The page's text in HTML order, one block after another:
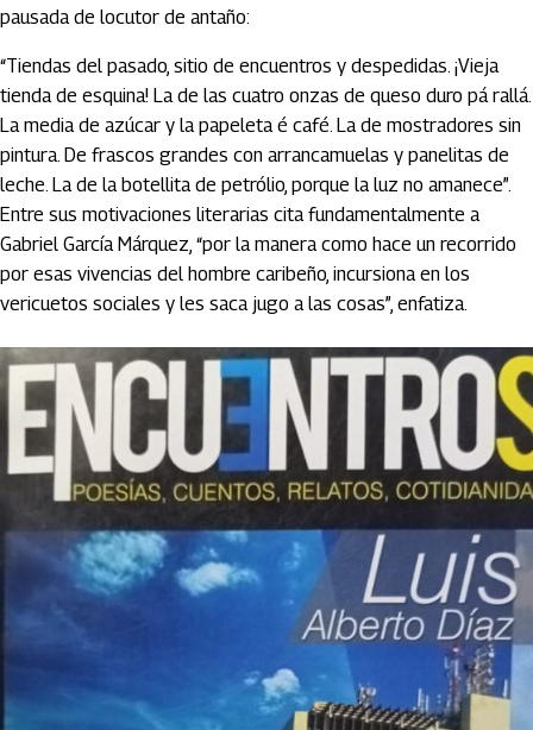
pausada de locutor de antaño:
“Tiendas del pasado, sitio de encuentros y despedidas. ¡Vieja
tienda de esquina! La de las cuatro onzas de queso duro pá rallá.
La media de azúcar y la papeleta é café. La de mostradores sin
pintura. De frascos grandes con arrancamuelas y panelitas de
leche. La de la botellita de petrólio, porque la luz no amanece”.
Entre sus motivaciones literarias cita fundamentalmente a
Gabriel García Márquez, “por la manera como hace un recorrido
por esas vivencias del hombre caribeño, incursiona en los
vericuetos sociales y les saca jugo a las cosas”, enfatiza.